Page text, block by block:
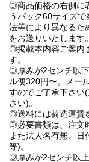
◎商品価格の右側に
うパック60サイズ
法等により異なるた
をお送りいたします。
◎掲載本内容ご案内
す。
◎厚みが2センチ以
ル便320円〜。メー
すのでご了承下さい
さい)。
◎送料には荷造運賃
◎必要書類は、注文
また法人名有無、日
等)。
◎厚みが2センチ以